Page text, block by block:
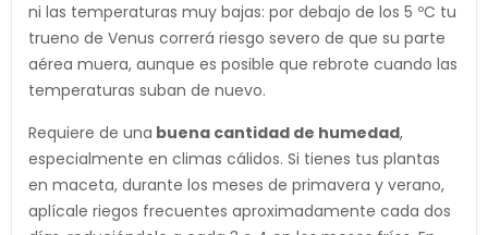
ni las temperaturas muy bajas: por debajo de los 5 ºC tu
trueno de Venus correrá riesgo severo de que su parte
aérea muera, aunque es posible que rebrote cuando las
temperaturas suban de nuevo.
Requiere de una buena cantidad de humedad,
especialmente en climas cálidos. Si tienes tus plantas
en maceta, durante los meses de primavera y verano,
aplícale riegos frecuentes aproximadamente cada dos